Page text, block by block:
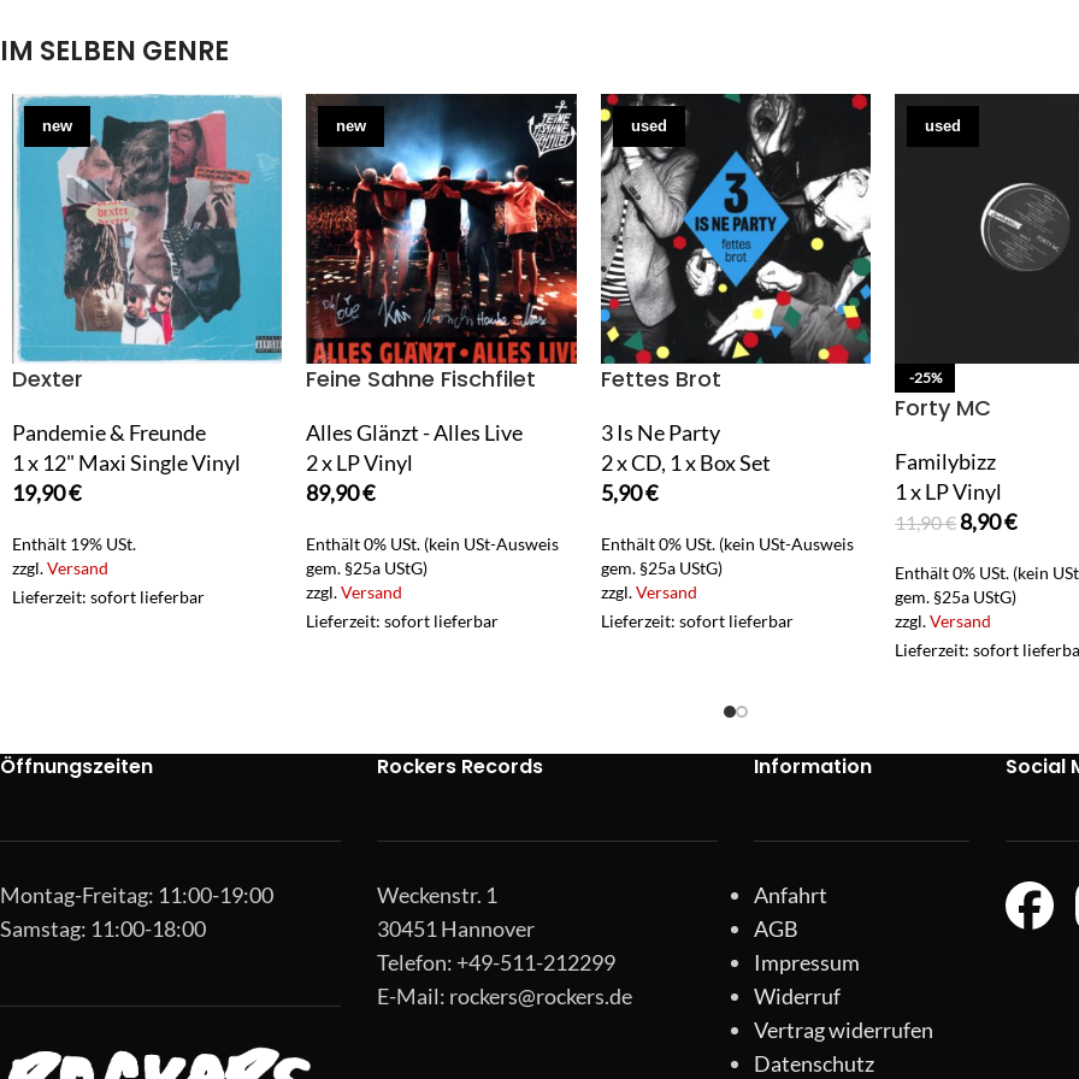
IM SELBEN GENRE
new
Dexter
Pandemie & Freunde
1 x 12" Maxi Single Vinyl
19,90€
Enthält 19% USt.
zzgl.Versand
Lieferzeit: sofort lieferbar
new
Feine Sahne Fischfilet
Alles Glänzt - Alles Live
2 x LP Vinyl
89,90€
Enthält 0% USt. (kein USt-Ausweis
gem. §25a UStG)
zzgl.Versand
Lieferzeit: sofort lieferbar
used
Fettes Brot
3 Is Ne Party
2 x CD, 1 x Box Set
5,90€
Enthält 0% USt. (kein USt-Ausweis
gem. §25a UStG)
zzgl.Versand
Lieferzeit: sofort lieferbar
used
-25%
Forty MC
Familybizz
1 x LP Vinyl
11,90€8,90€
Enthält 0% USt. (kein
gem. §25a UStG)
zzgl.Versand
Lieferzeit: sofort
Öffnungszeiten
Montag-Freitag: 11:00-19:00
Samstag: 11:00-18:00
Rockers Records
Weckenstr. 1
30451 Hannover
Telefon: +49-511-212299
E-Mail: rockers@rockers.de
Information
Anfahrt
AGB
Impressum
Widerruf
Vertrag widerrufen
Datenschutz
Social